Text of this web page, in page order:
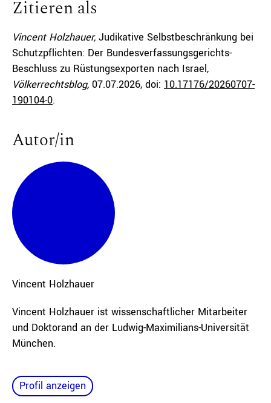
Zitieren als
Vincent Holzhauer, Judikative Selbstbeschränkung bei
Schutzpflichten: Der Bundesverfassungsgerichts-
Beschluss zu Rüstungsexporten nach Israel,
Völkerrechtsblog, 07.07.2026, doi: 10.17176/20260707-
190104-0.
Autor/in
Vincent Holzhauer
Vincent Holzhauer ist wissenschaftlicher Mitarbeiter
und Doktorand an der Ludwig-Maximilians-Universität
München.
Profil anzeigen